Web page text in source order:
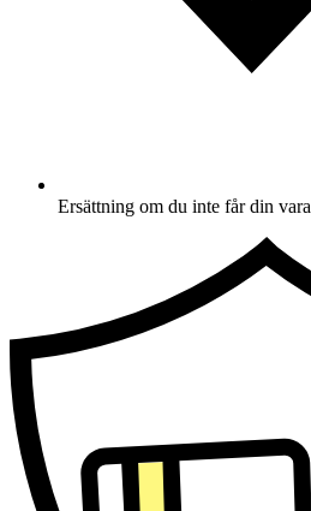
Ersättning om du inte får din vara